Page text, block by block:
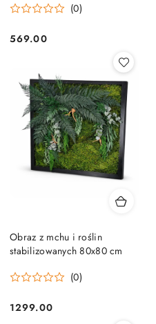
(0)
Cena:
569.00
Obraz z mchu i roślin
stabilizowanych 80x80 cm
(0)
Cena:
1299.00